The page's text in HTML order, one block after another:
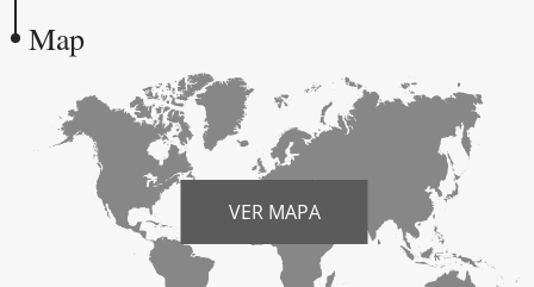
Map
VER MAPA